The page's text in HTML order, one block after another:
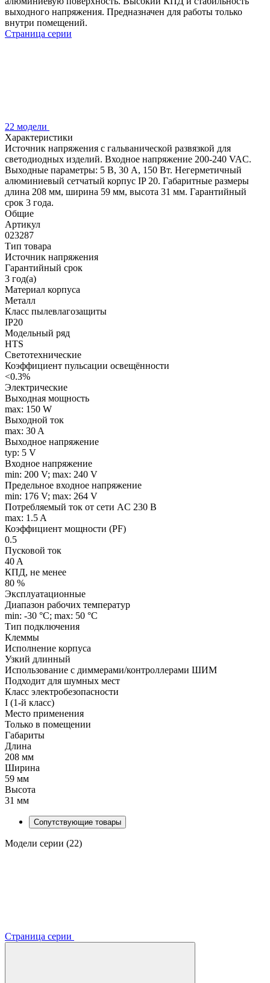
выходного напряжения. Предназначен для работы только
внутри помещений.
Страница серии
22 модели
Характеристики
Источник напряжения с гальванической развязкой для
светодиодных изделий. Входное напряжение 200-240 VAC.
Выходные параметры: 5 В, 30 А, 150 Вт. Негерметичный
алюминиевый сетчатый корпус IP 20. Габаритные размеры
длина 208 мм, ширина 59 мм, высота 31 мм. Гарантийный
срок 3 года.
Общие
Артикул
023287
Тип товара
Источник напряжения
Гарантийный срок
3 год(а)
Материал корпуса
Металл
Класс пылевлагозащиты
IP20
Модельный ряд
HTS
Светотехнические
Коэффициент пульсации освещённости
<0.3%
Электрические
Выходная мощность
max: 150 W
Выходной ток
max: 30 A
Выходное напряжение
typ: 5 V
Входное напряжение
min: 200 V; max: 240 V
Предельное входное напряжение
min: 176 V; max: 264 V
Потребляемый ток от сети AC 230 В
max: 1.5 A
Коэффициент мощности (PF)
0.5
Пусковой ток
40 A
КПД, не менее
80 %
Эксплуатационные
Диапазон рабочих температур
min: -30 °C; max: 50 °C
Тип подключения
Клеммы
Исполнение корпуса
Узкий длинный
Использование с диммерами/контроллерами ШИМ
Подходит для шумных мест
Класс электробезопасности
I (1-й класс)
Место применения
Только в помещении
Габариты
Длина
208 мм
Ширина
59 мм
Высота
31 мм
Сопутствующие товары
Модели серии (22)
Страница серии